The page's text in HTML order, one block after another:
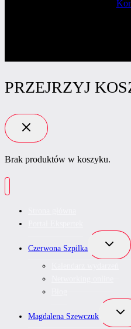
PRZEJRZYJ
Brak produktów w koszyku.
Czerwona Szpilka
Przełącz
Magdalena Szewczuk